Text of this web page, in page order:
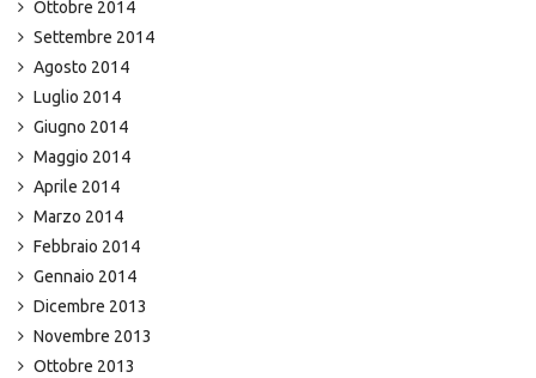
Ottobre 2014
Settembre 2014
Agosto 2014
Luglio 2014
Giugno 2014
Maggio 2014
Aprile 2014
Marzo 2014
Febbraio 2014
Gennaio 2014
Dicembre 2013
Novembre 2013
Ottobre 2013